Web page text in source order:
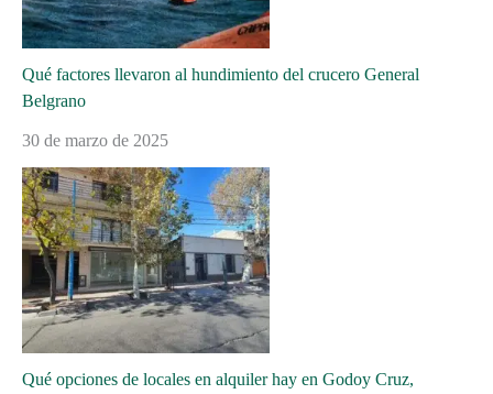
Qué factores llevaron al hundimiento del crucero General
Belgrano
30 de marzo de 2025
Qué opciones de locales en alquiler hay en Godoy Cruz,